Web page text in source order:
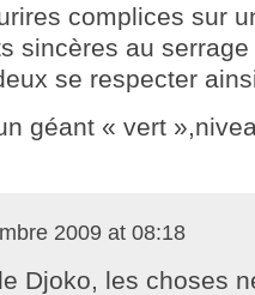
complices sur
sincères au
se respecter
géant « vert
2009 at 08:18
Djoko, les choses